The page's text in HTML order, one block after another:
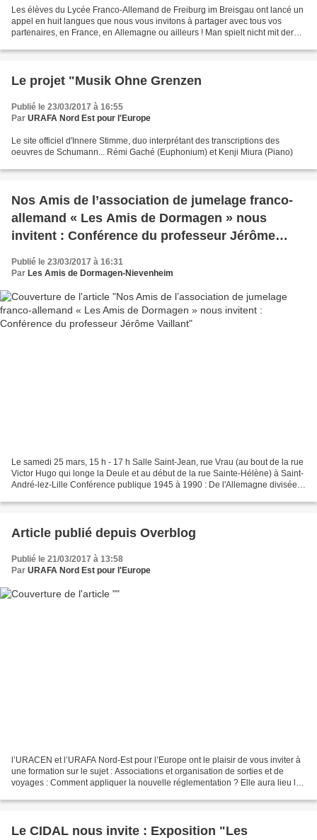
Les élèves du Lycée Franco-Allemand de Freiburg im Breisgau ont lancé un
appel en huit langues que nous vous invitons à partager avec tous vos
partenaires, en France, en Allemagne ou ailleurs ! Man spielt nicht mit der
Le projet "Musik Ohne Grenzen
Publié le 23/03/2017 à 16:55
Par URAFA Nord Est pour l'Europe
Le site officiel d'Innere Stimme, duo interprétant des transcriptions des
oeuvres de Schumann... Rémi Gaché (Euphonium) et Kenji Miura (Piano)
Nos Amis de l’association de jumelage franco-
allemand « Les Amis de Dormagen » nous
invitent : Conférence du professeur Jérôme
Publié le 23/03/2017 à 16:31
Par Les Amis de Dormagen-Nievenheim
Le samedi 25 mars, 15 h - 17 h Salle Saint-Jean, rue Vrau (au bout de la rue
Victor Hugo qui longe la Deule et au début de la rue Sainte-Hélène) à Saint-
André-lez-Lille Conférence publique 1945 à 1990 : De l'Allemagne divisée à
Article publié depuis Overblog
Publié le 21/03/2017 à 13:58
Par URAFA Nord Est pour l'Europe
l’URACEN et l’URAFA Nord-Est pour l’Europe ont le plaisir de vous inviter à
une formation sur le sujet : Associations et organisation de sorties et de
voyages : Comment appliquer la nouvelle réglementation ? Elle aura lieu le
Le CIDAL nous invite : Exposition "Les